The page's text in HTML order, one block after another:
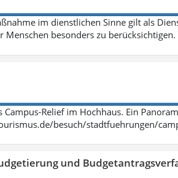
im dienstlichen Sinne gilt als
Menschen besonders zu berücksichtigen.
Campus-Relief im Hochhaus. Ein
besuch/stadtfuehrungen/
und